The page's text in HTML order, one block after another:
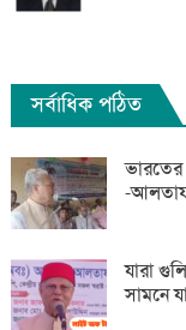
সর্বাধিক পঠিত
ভারতের
-
যারা
সামনে